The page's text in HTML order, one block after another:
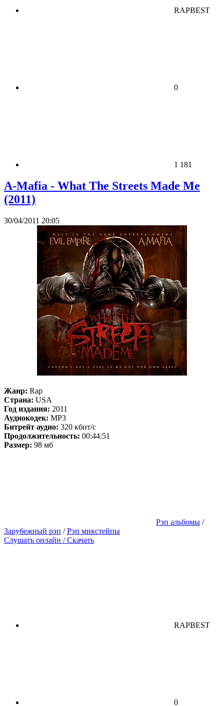
RAPBEST
0
1 181
A-Mafia - What The Streets Made Me
(2011)
30/04/2011 20:05
Жанр: Rap
Страна: USA
Год издания: 2011
Аудиокодек: MP3
Битрейт аудио: 320 кбит/с
Продолжительность: 00:44:51
Размер: 98 мб
Рэп альбомы /
Зарубежный рэп /Рэп микстейпы
Слушать онлайн / Скачать
RAPBEST
0